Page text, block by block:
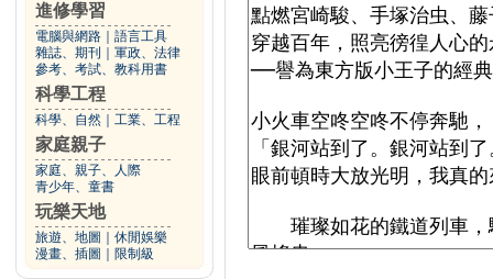
進修學習
電腦與網路
語言工具
雜誌、期刊
軍政、法律
參考、考試、教科用書
科學工程
科學、自然 工業、工程
家庭親子
家庭、親子、人際
青少年、童書
玩樂天地
旅遊、地圖
休閒娛樂
漫畫、插圖
限制級